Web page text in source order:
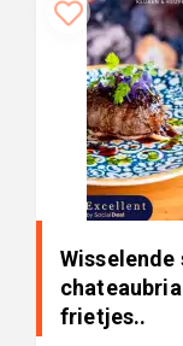
Wisselende
frietjes..